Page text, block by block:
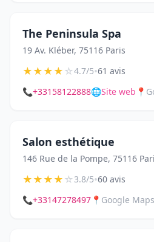
The Peninsula Spa
19 Av. Kléber, 75116 Paris
★★★★☆4.7/5•61 avis
📞+33158122888🌐Site web 📍
Salon esthétique
146 Rue de la Pompe, 75116
★★★★☆3.8/5•60 avis
📞+33147278497 📍 Google Maps